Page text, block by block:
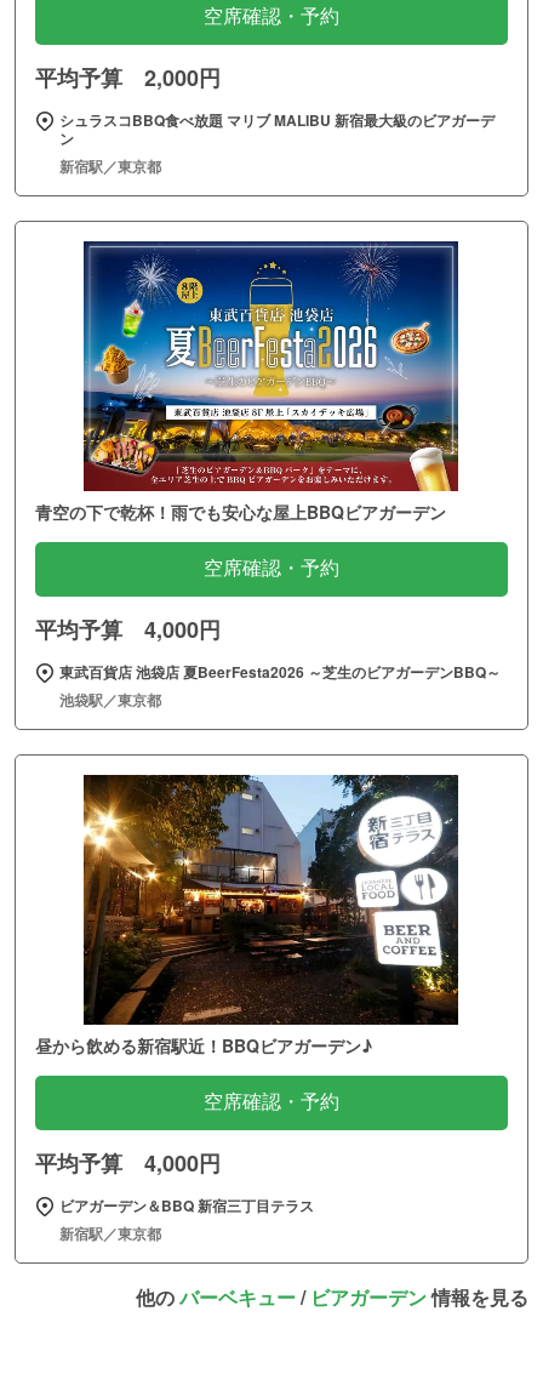
空席確認・予約
平均予算 2,000円
シュラスコBBQ食べ放題 マリブ MALIBU 新宿最大級のビアガーデ
ン
新宿駅／東京都
青空の下で乾杯！雨でも安心な屋上BBQビアガーデン
空席確認・予約
平均予算 4,000円
東武百貨店 池袋店 夏BeerFesta2026 ～芝生のビアガーデンBBQ～
池袋駅／東京都
昼から飲める新宿駅近！BBQビアガーデン♪
空席確認・予約
平均予算 4,000円
ビアガーデン＆BBQ 新宿三丁目テラス
新宿駅／東京都
他のバーベキュー/ ビアガーデン情報を見る